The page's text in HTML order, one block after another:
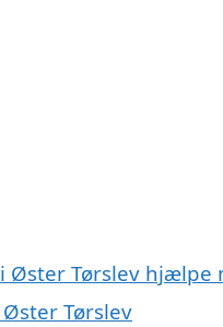
Øster Tørslev hjælpe
Tørslev